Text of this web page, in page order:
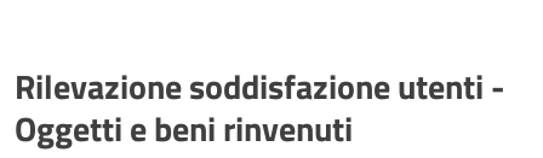
Rilevazione soddisfazione utenti -
Oggetti e beni rinvenuti